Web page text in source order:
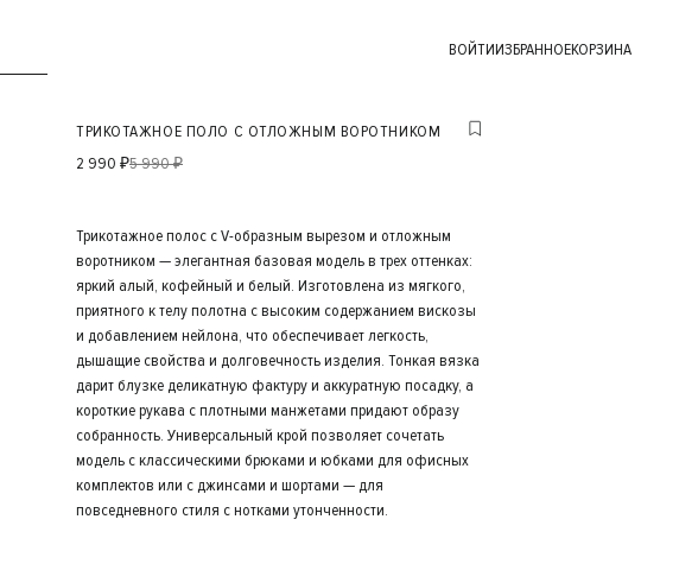
ВОЙТИИЗБРАННОЕКОРЗИНА
ТРИКОТАЖНОЕ ПОЛО С ОТЛОЖНЫМ ВОРОТНИКОМ
2 990 ₽5 990 ₽
Трикотажное полос с V-образным вырезом и отложным
воротником — элегантная базовая модель в трех оттенках:
яркий алый, кофейный и белый. Изготовлена из мягкого,
приятного к телу полотна с высоким содержанием вискозы
и добавлением нейлона, что обеспечивает легкость,
дышащие свойства и долговечность изделия. Тонкая вязка
дарит блузке деликатную фактуру и аккуратную посадку, а
короткие рукава с плотными манжетами придают образу
собранность. Универсальный крой позволяет сочетать
модель с классическими брюками и юбками для офисных
комплектов или с джинсами и шортами — для
повседневного стиля с нотками утонченности.